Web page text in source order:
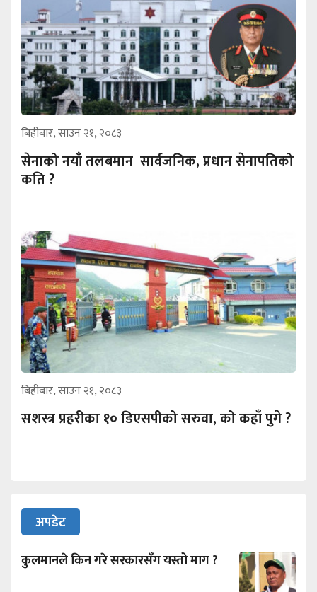
बिहीबार, साउन २१, २०८३
सेनाको नयाँ तलबमान सार्वजनिक, प्रधान सेनापतिको
कति ?
बिहीबार, साउन २१, २०८३
सशस्त्र प्रहरीका १० डिएसपीको सरुवा, को कहाँ पुगे ?
अपडेट
कुलमानले किन गरे सरकारसँग यस्तो माग ?